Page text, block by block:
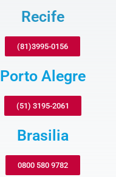
Recife
(81)3995-0156
Porto Alegre
(51) 3195-2061
Brasilia
0800 580 9782